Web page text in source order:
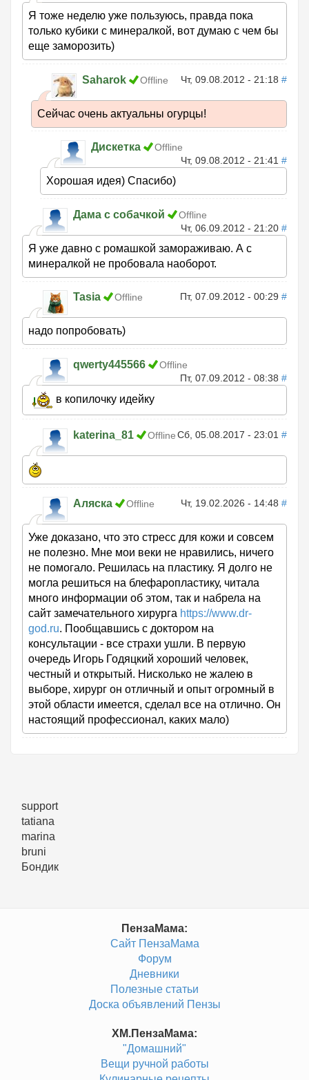
Я тоже неделю уже пользуюсь, правда пока
только кубики с минералкой, вот думаю с чем бы
еще заморозить)
Saharok Offline Чт, 09.08.2012 - 21:18 #
Сейчас очень актуальны огурцы!
Дискетка
Offline
Чт, 09.08.2012 - 21:41 #
Хорошая идея) Спасибо)
Дама с собачкой
Offline
Чт, 06.09.2012 - 21:20 #
Я уже давно с ромашкой замораживаю. А с
минералкой не пробовала наоборот.
Tasia Offline Пт, 07.09.2012 - 00:29 #
надо попробовать)
qwerty445566
Offline
Пт, 07.09.2012 - 08:38 #
в копилочку идейку
katerina_81 Offline Сб, 05.08.2017 - 23:01 #
Аляска Offline Чт, 19.02.2026 - 14:48 #
Уже доказано, что это стресс для кожи и совсем
не полезно. Мне мои веки не нравились, ничего
не помогало. Решилась на пластику. Я долго не
могла решиться на блефаропластику, читала
много информации об этом, так и набрела на
сайт замечательного хирурга https://www.dr-
god.ru. Пообщавшись с доктором на
консультации - все страхи ушли. В первую
очередь Игорь Годяцкий хороший человек,
честный и открытый. Нисколько не жалею в
выборе, хирург он отличный и опыт огромный в
этой области имеется, сделал все на отлично. Он
настоящий профессионал, каких мало)
support
tatiana
marina
bruni
Бондик
ПензаМама:
Сайт ПензаМама
Форум
Дневники
Полезные статьи
Доска объявлений Пензы
ХМ.ПензаМама:
"Домашний"
Вещи ручной работы